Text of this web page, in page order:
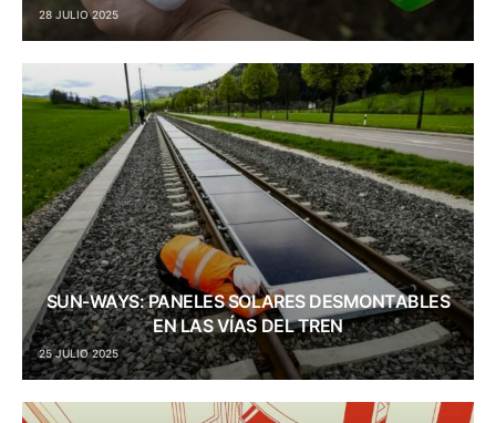
28 JULIO 2025
SUN-WAYS: PANELES SOLARES DESMONTABLES
EN LAS VÍAS DEL TREN
25 JULIO 2025